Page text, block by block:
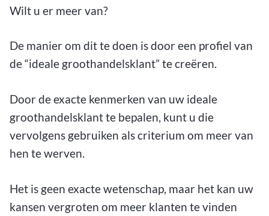
Wilt u er meer van?
De manier om dit te doen is door een profiel van
de “ideale groothandelsklant” te creëren.
Door de exacte kenmerken van uw ideale
groothandelsklant te bepalen, kunt u die
vervolgens gebruiken als criterium om meer van
hen te werven.
Het is geen exacte wetenschap, maar het kan uw
kansen vergroten om meer klanten te vinden